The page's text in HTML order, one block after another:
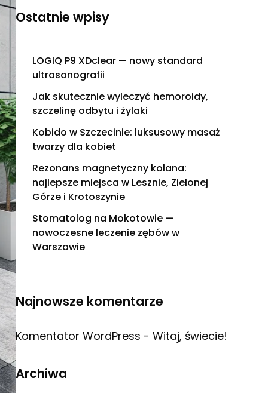
Ostatnie wpisy
LOGIQ P9 XDclear — nowy standard
ultrasonografii
Jak skutecznie wyleczyć hemoroidy,
szczelinę odbytu i żylaki
Kobido w Szczecinie: luksusowy masaż
twarzy dla kobiet
Rezonans magnetyczny kolana:
najlepsze miejsca w Lesznie, Zielonej
Górze i Krotoszynie
Stomatolog na Mokotowie —
nowoczesne leczenie zębów w
Warszawie
Najnowsze komentarze
Komentator WordPress - Witaj, świecie!
Archiwa